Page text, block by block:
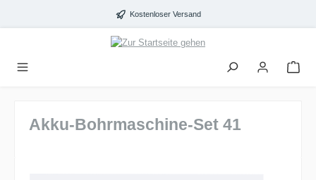
Kostenloser Versand
Akku-Bohrmaschine-Set 41